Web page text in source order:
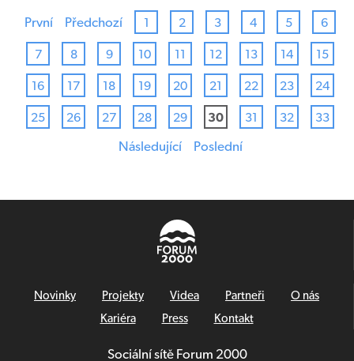
První Předchozí 1 2 3 4 5 6
7 8 9 10 11 12 13 14 15
16 17 18 19 20 21 22 23 24
25 26 27 28 29 30 31 32 33
Následující Poslední
Novinky Projekty Videa Partneři
O nás
Kariéra
Press Kontakt
Sociální sítě Forum 2000